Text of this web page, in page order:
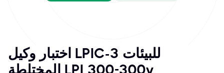
اختبار وكيل LPIC-3 للبيئات